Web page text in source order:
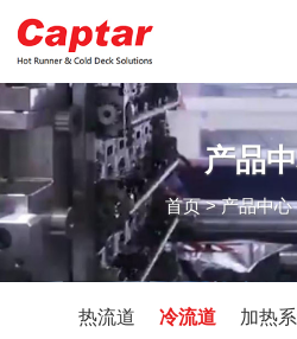
产品
首页>产品中心
热流道 冷流道 加热